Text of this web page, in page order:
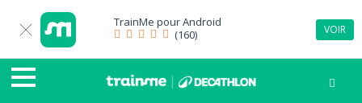
TrainMe pourAndroid
(160)
VOIR